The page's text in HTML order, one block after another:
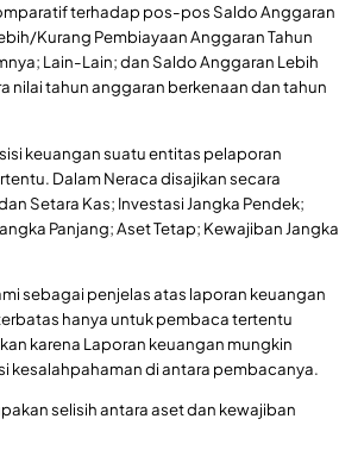
terhadap pos-pos Saldo Anggaran
Kurang Pembiayaan Anggaran Tahun
Lain-Lain; dan Saldo Anggaran Lebih
nilai tahun anggaran berkenaan dan tahun
keuangan suatu entitas pelaporan
Dalam Neraca disajikan secara
Setara Kas; Investasi Jangka Pendek;
Panjang; Aset Tetap; Kewajiban Jangka
sebagai penjelas atas laporan keuangan
hanya untuk pembaca tertentu
karena Laporan keuangan mungkin
kesalahpahaman di antara pembacanya.
selisih antara aset dan kewajiban